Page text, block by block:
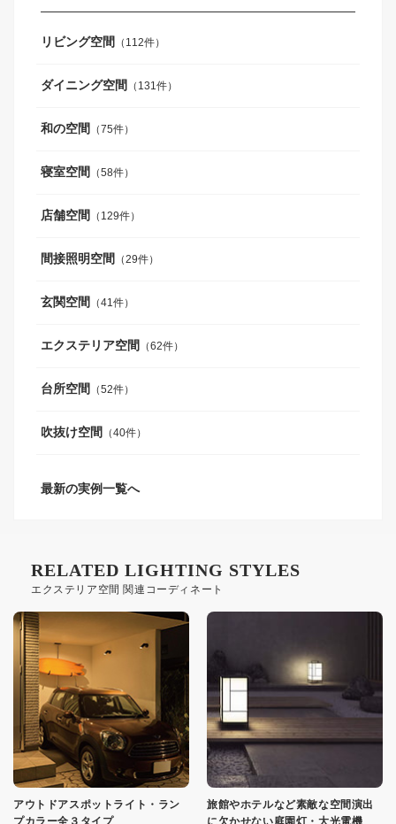
リビング空間 （112件）
ダイニング空間 （131件）
和の空間 （75件）
寝室空間 （58件）
店舗空間 （129件）
間接照明空間 （29件）
玄関空間 （41件）
エクステリア空間 （62件）
台所空間 （52件）
吹抜け空間 （40件）
最新の実例一覧へ
エクステリア空間 関連コーディネート
RELATED LIGHTING STYLES
アウトドアスポットライト・ラン
プカラー全３タイプ
旅館やホテルなど素敵な空間演出
に欠かせない庭園灯・大光電機